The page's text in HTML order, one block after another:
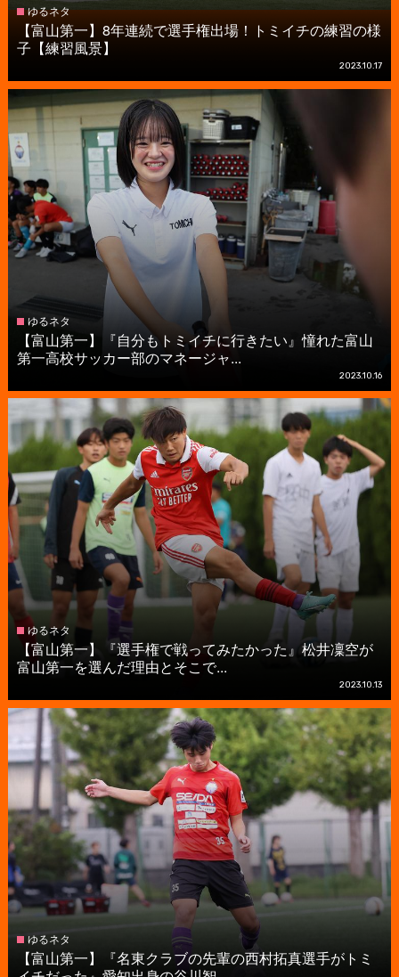
ゆるネタ
【富山第一】8年連続で選手権出場！トミイチの練習の様
子【練習風景】
2023.10.17
ゆるネタ
【富山第一】『自分もトミイチに行きたい』憧れた富山
第一高校サッカー部のマネージャ...
2023.10.16
ゆるネタ
【富山第一】『選手権で戦ってみたかった』松井凜空が
富山第一を選んだ理由とそこで...
2023.10.13
ゆるネタ
【富山第一】『名東クラブの先輩の西村拓真選手がトミ